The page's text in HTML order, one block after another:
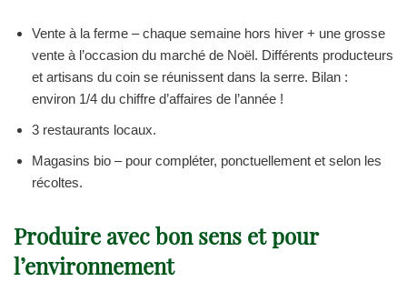
Vente à la ferme – chaque semaine hors hiver + une grosse
vente à l’occasion du marché de Noël. Différents producteurs
et artisans du coin se réunissent dans la serre. Bilan :
environ 1/4 du chiffre d’affaires de l’année !
3 restaurants locaux.
Magasins bio – pour compléter, ponctuellement et selon les
récoltes.
Produire avec bon sens et pour
l’environnement